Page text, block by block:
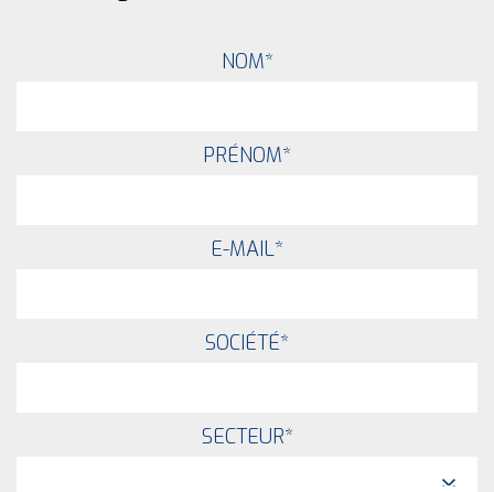
NOM*
PRÉNOM*
E-MAIL*
SOCIÉTÉ*
SECTEUR*